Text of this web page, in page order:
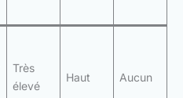
Très
élevé
Haut Aucun